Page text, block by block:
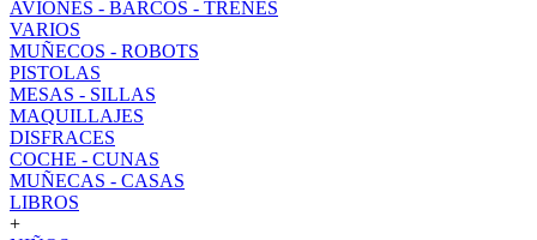
AVIONES - BARCOS - TRENES
VARIOS
MUÑECOS - ROBOTS
PISTOLAS
MESAS - SILLAS
MAQUILLAJES
DISFRACES
COCHE - CUNAS
MUÑECAS - CASAS
LIBROS
+